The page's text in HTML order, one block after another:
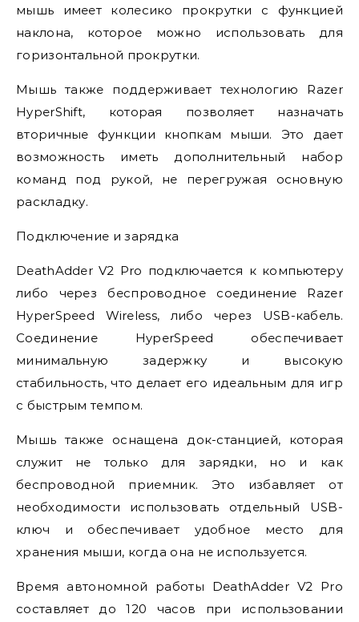
мышь имеет колесико прокрутки с функцией
наклона, которое можно использовать для
горизонтальной прокрутки.
Мышь также поддерживает технологию Razer
HyperShift, которая позволяет назначать
вторичные функции кнопкам мыши. Это дает
возможность иметь дополнительный набор
команд под рукой, не перегружая основную
раскладку.
Подключение и зарядка
DeathAdder V2 Pro подключается к компьютеру
либо через беспроводное соединение Razer
HyperSpeed Wireless, либо через USB-кабель.
Соединение HyperSpeed обеспечивает
минимальную задержку и высокую
стабильность, что делает его идеальным для игр
с быстрым темпом.
Мышь также оснащена док-станцией, которая
служит не только для зарядки, но и как
беспроводной приемник. Это избавляет от
необходимости использовать отдельный USB-
ключ и обеспечивает удобное место для
хранения мыши, когда она не используется.
Время автономной работы DeathAdder V2 Pro
составляет до 120 часов при использовании